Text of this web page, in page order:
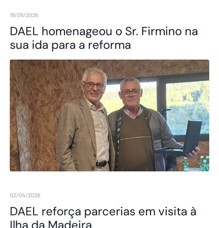
DAEL homenageou o Sr. Firmino na
sua ida para a reforma
18/05/2026
DAEL reforça parcerias em visita à
Ilha da Madeira
02/04/2026